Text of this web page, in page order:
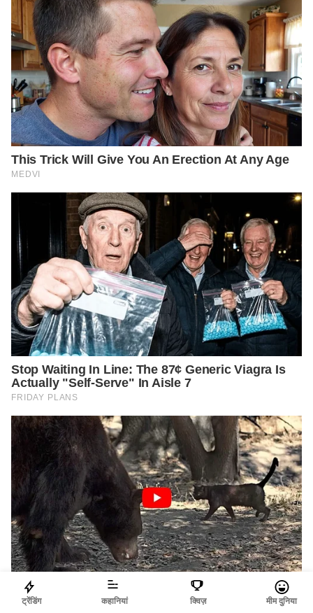
ट्रेंडिंग कहानियां क्विज़ मीम दुनिया